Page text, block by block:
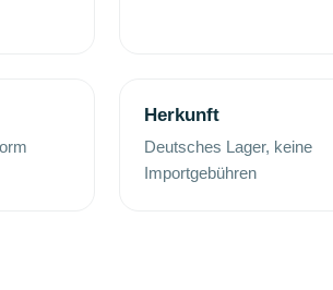
Herkunft
Deutsches Lager, keine
Importgebühren